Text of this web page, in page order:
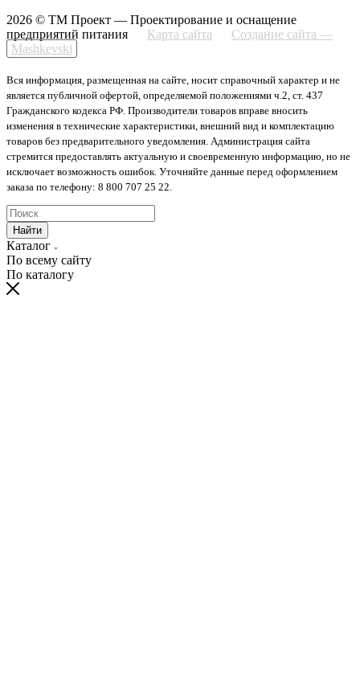
2026 © ТМ Проект — Проектирование и оснащение
предприятий питания
Карта сайта
Создание сайта —
Mashkevski
Вся информация, размещенная на сайте, носит справочный характер и не
является публичной офертой, определяемой положениями ч.2, ст. 437
Гражданского кодекса РФ. Производители товаров вправе вносить
изменения в технические характеристики, внешний вид и комплектацию
товаров без предварительного уведомления. Администрация сайта
стремится предоставлять актуальную и своевременную информацию, но не
исключает возможность ошибок. Уточняйте данные перед оформлением
заказа по телефону: 8 800 707 25 22.
Найти
Каталог
По всему сайту
По каталогу